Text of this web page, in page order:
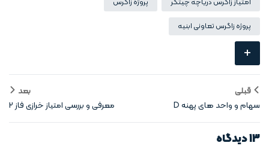
امتیاز زاگرس دریاچه چیتگر پروژه زاگرس
پروژه زاگرس تعاونی ابنیه
+
قبلی
سهام و واحد های پهنه D
بعد
معرفی و بررسی امتیاز خرازی فاز 2
13 دیدگاه